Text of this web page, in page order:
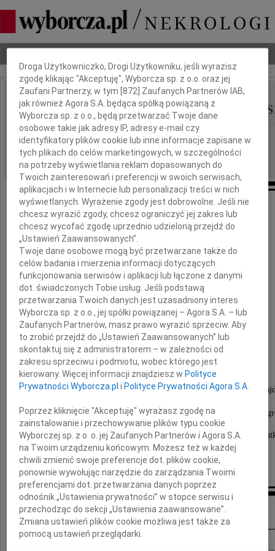
IMIĘ I NAZWISKO: Teresa Radzikowska-
REGION:
DATA EMISJI: 08.12.2010
Dnia 5 grudnia 2010 roku zmarła,
przeżywszy 63 lata
Teresa
Radzikowska-Łysiak
Msza święta żałobna zostanie odprawiona
w kaplicy cmentarnej przy Drodze Męczenników
po czym nastąpi złożenie Drogiej nam Zmarłej do
o czym zawiadamiają pogrążeni w głębokim
Mąż, Synowie, Synowa i Wnuk
Kondolencje
Dbamy o Twoją prywatność
Droga Użytkowniczko, Drogi Użytkowniku, jeśli wyrazisz
zgodę klikając "Akceptuję", Wyborcza sp. z o.o. oraz jej
Zaufani Partnerzy, w tym [872 ] Zaufanych Partnerów IAB,
jak również Agora S.A. będąca spółką powiązaną z
Wyborcza sp. z o.o., będą przetwarzać Twoje dane
osobowe takie jak adresy IP, adresy e-mail czy
identyfikatory plików cookie lub inne informacje zapisane w
tych plikach do celów marketingowych, w szczególności
na potrzeby wyświetlania reklam dopasowanych do
Twoich zainteresowań i preferencji w swoich serwisach,
aplikacjach i w Internecie lub personalizacji treści w nich
wyświetlanych. Wyrażenie zgody jest dobrowolne. Jeśli nie
chcesz wyrazić zgody, chcesz ograniczyć jej zakres lub
chcesz wycofać zgodę uprzednio udzieloną przejdź do
„Ustawień Zaawansowanych”.
Twoje dane osobowe mogą być przetwarzane także do
celów badania i mierzenia informacji dotyczących
funkcjonowania serwisów i aplikacji lub łączone z danymi
dot. świadczonych Tobie usług. Jeśli podstawą
przetwarzania Twoich danych jest uzasadniony interes
Wyborcza sp. z o.o., jej spółki powiązanej – Agora S.A. – lub
Zaufanych Partnerów, masz prawo wyrazić sprzeciw. Aby
to zrobić przejdź do „Ustawień Zaawansowanych” lub
skontaktuj się z administratorem – w zależności od
zakresu sprzeciwu i podmiotu, wobec którego jest
kierowany. Więcej informacji znajdziesz w Polityce
Prywatności Wyborcza.pl i Polityce Prywatności Agora S.A.
Poprzez kliknięcie "Akceptuję" wyrażasz zgodę na
zainstalowanie i przechowywanie plików typu cookie
Wyborczej sp. z o. o. jej Zaufanych Partnerów i Agora S.A.
na Twoim urządzeniu końcowym. Możesz też w każdej
chwili zmienić swoje preferencje dot. plików cookie,
ponownie wywołując narzędzie do zarządzania Twoimi
preferencjami dot. przetwarzania danych poprzez
odnośnik „Ustawienia prywatności” w stopce serwisu i
przechodząc do sekcji „Ustawienia zaawansowane”.
Zmiana ustawień plików cookie możliwa jest także za
pomocą ustawień przeglądarki.